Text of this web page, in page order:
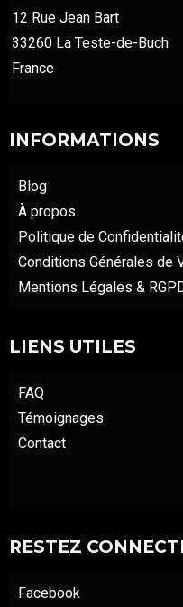
12 Rue Jean Bart
33260 La Teste-de-Buch
France
INFORMATIONS
Blog
À propos
Politique de
Conditions Générales de
Mentions Légales &
LIENS UTILES
FAQ
Témoignages
Contact
RESTEZ
Facebook